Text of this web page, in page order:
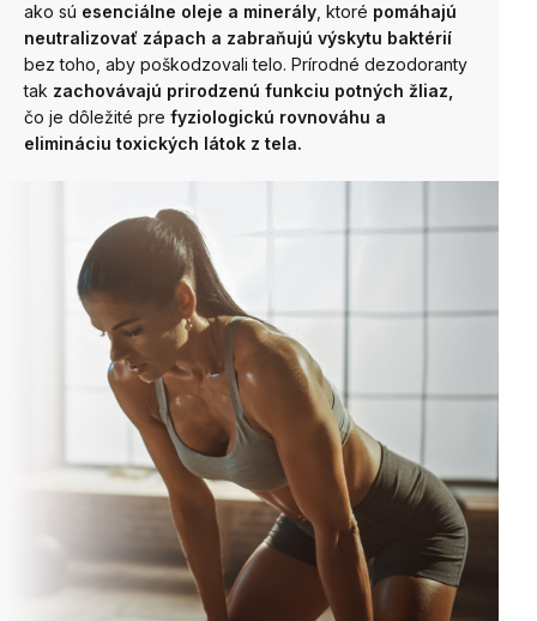
ako sú esenciálne oleje a minerály, ktoré pomáhajú
neutralizovať zápach a zabraňujú výskytu baktérií
bez toho, aby poškodzovali telo. Prírodné dezodoranty
tak zachovávajú prirodzenú funkciu potných žliaz,
čo je dôležité pre fyziologickú rovnováhu a
elimináciu toxických látok z tela.